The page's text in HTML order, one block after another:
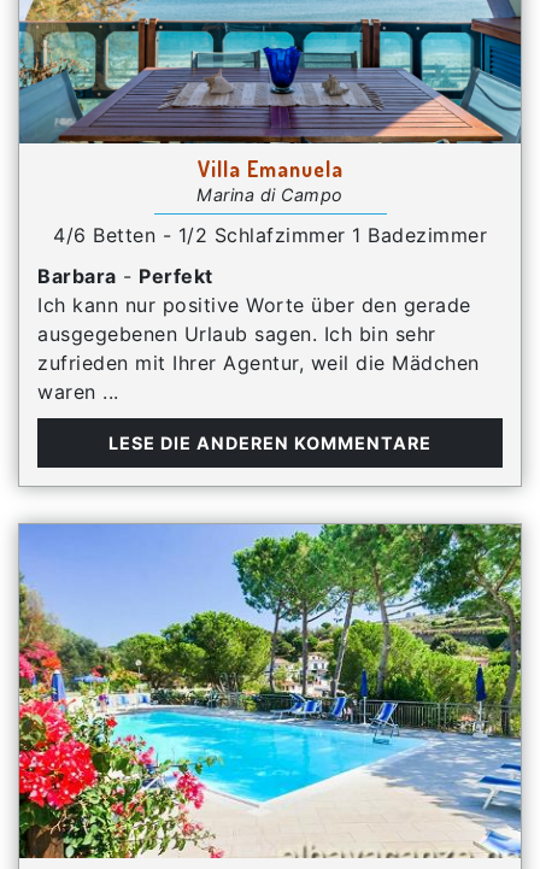
Villa Emanuela
Marina di Campo
4/6 Betten - 1/2 Schlafzimmer 1 Badezimmer
Barbara - Perfekt
Ich kann nur positive Worte über den gerade
ausgegebenen Urlaub sagen. Ich bin sehr
zufrieden mit Ihrer Agentur, weil die Mädchen
waren ...
LESE DIE ANDEREN KOMMENTARE